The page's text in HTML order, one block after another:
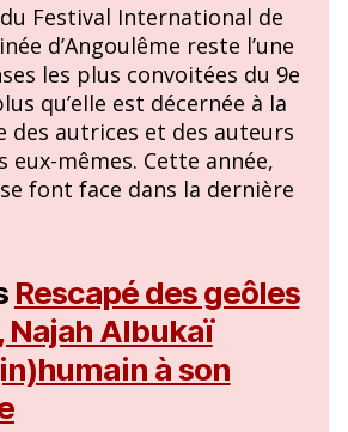
Festival International de
d’Angoulême reste l’une
les plus convoitées du 9e
qu’elle est décernée à la
des autrices et des auteurs
eux-mêmes. Cette année,
font face dans la dernière
Rescapé des geôles
Najah Albukaï
à son